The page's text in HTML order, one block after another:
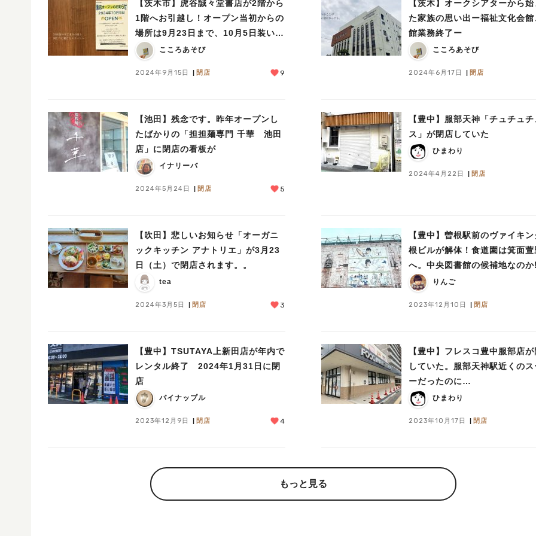
【茨木市】虎谷誠々堂書店が2階から
1階へお引越し！オープン当初からの
場所は9月23日まで、10月5日装い新
たにオープン
こころあそび
2024年9月15日 閉店 9
【茨木】オークシアターから
た家族の思い出ー福祉文化会館
館業務終了ー
こころあそび
2024年6月17日 閉店
【池田】残念です。昨年オープンし
たばかりの「担担麺専門 千華 池田
店」に閉店の看板が
イナリーバ
2024年5月24日 閉店 5
【豊中】服部天神「チュチュ
ス」が閉店していた
ひまわり
2024年4月22日 閉店
【吹田】悲しいお知らせ「オーガニ
ックキッチン アナトリエ」が3月23
日（土）で閉店されます。。
tea
2024年3月5日 閉店 3
【豊中】曽根駅前のヴァイキ
根ビルが解体！食道園は箕面萱
へ。中央図書館の候補地なの
りんご
2023年12月10日 閉店
【豊中】TSUTAYA上新田店が年内で
レンタル終了 2024年1月31日に閉
店
パイナップル
2023年12月9日 閉店 4
【豊中】フレスコ豊中服部店
していた。服部天神駅近くの
ーだったのに…
ひまわり
2023年10月17日 閉店
もっと見る